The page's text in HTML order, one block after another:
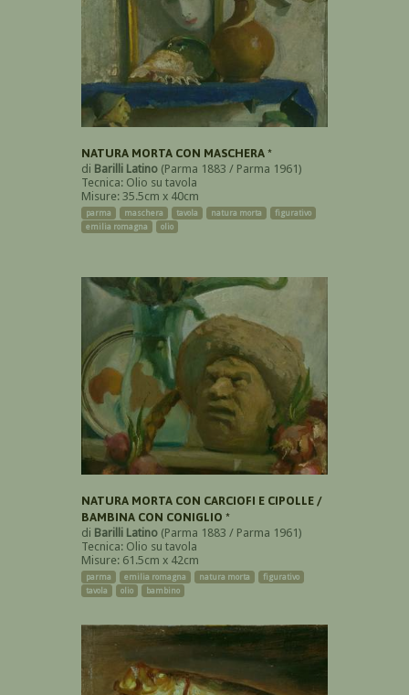
NATURA MORTA CON MASCHERA *
di Barilli Latino (Parma 1883 / Parma 1961)
Tecnica: Olio su tavola
Misure: 35.5cm x 40cm
parma maschera tavola natura morta
figurativo
emilia romagna
olio
NATURA MORTA CON CARCIOFI E CIPOLLE /
BAMBINA CON CONIGLIO *
di Barilli Latino (Parma 1883 / Parma 1961)
Tecnica: Olio su tavola
Misure: 61.5cm x 42cm
parma emilia romagna natura morta
figurativo
tavola
olio bambino